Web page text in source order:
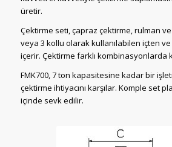
üretir.
Çektirme seti, çapraz çektirme, rulman
veya 3 kollu olarak kullanılabilen içten
içerir. Çektirme farklı kombinasyonlarda
FMK700, 7 ton kapasitesine kadar bir
çektirme ihtiyacını karşılar. Komple set
içinde sevk edilir.